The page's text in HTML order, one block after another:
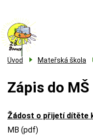
hlavnímu
obsahu
navigace
Mateřská škola
Školní družina
Kontakty
Úvod Mateřská škola
Zápis do MŠ
Žádost o přijetí dítěte
MB (pdf)